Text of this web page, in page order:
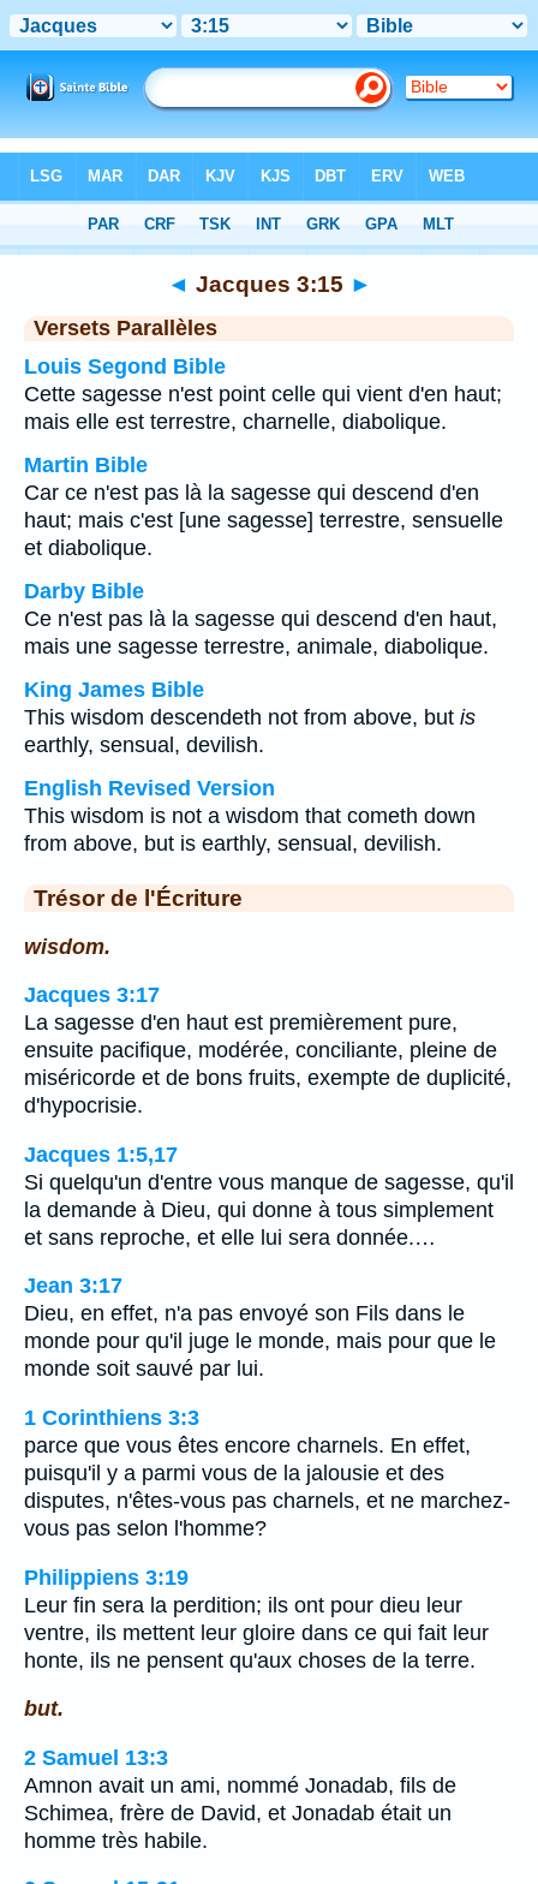
Chapitre 3 > Verset 15
◄ Jacques 3:15 ►
Versets Parallèles
Louis Segond Bible
Cette sagesse n'est point celle qui vient d'en haut;
mais elle est terrestre, charnelle, diabolique.
Martin Bible
Car ce n'est pas là la sagesse qui descend d'en
haut; mais c'est [une sagesse] terrestre, sensuelle
et diabolique.
Darby Bible
Ce n'est pas là la sagesse qui descend d'en haut,
mais une sagesse terrestre, animale, diabolique.
King James Bible
This wisdom descendeth not from above, but is
earthly, sensual, devilish.
English Revised Version
This wisdom is not a wisdom that cometh down
from above, but is earthly, sensual, devilish.
Trésor de l'Écriture
wisdom.
Jacques 3:17
La sagesse d'en haut est premièrement pure,
ensuite pacifique, modérée, conciliante, pleine de
miséricorde et de bons fruits, exempte de duplicité,
d'hypocrisie.
Jacques 1:5,17
Si quelqu'un d'entre vous manque de sagesse, qu'il
la demande à Dieu, qui donne à tous simplement
et sans reproche, et elle lui sera donnée.…
Jean 3:17
Dieu, en effet, n'a pas envoyé son Fils dans le
monde pour qu'il juge le monde, mais pour que le
monde soit sauvé par lui.
1 Corinthiens 3:3
parce que vous êtes encore charnels. En effet,
puisqu'il y a parmi vous de la jalousie et des
disputes, n'êtes-vous pas charnels, et ne marchez-
vous pas selon l'homme?
Philippiens 3:19
Leur fin sera la perdition; ils ont pour dieu leur
ventre, ils mettent leur gloire dans ce qui fait leur
honte, ils ne pensent qu'aux choses de la terre.
but.
2 Samuel 13:3
Amnon avait un ami, nommé Jonadab, fils de
Schimea, frère de David, et Jonadab était un
homme très habile.